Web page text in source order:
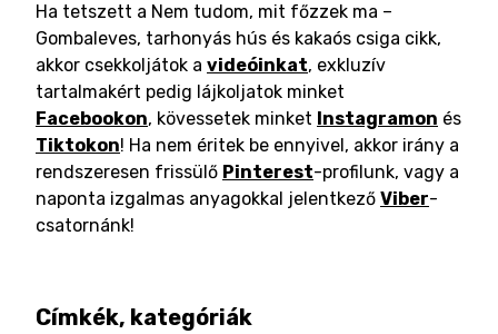
Ha tetszett a Nem tudom, mit főzzek ma –
Gombaleves, tarhonyás hús és kakaós csiga cikk,
akkor csekkoljátok a videóinkat, exkluzív
tartalmakért pedig lájkoljatok minket
Facebookon, kövessetek minket Instagramon és
Tiktokon! Ha nem éritek be ennyivel, akkor irány a
rendszeresen frissülő Pinterest-profilunk, vagy a
naponta izgalmas anyagokkal jelentkező Viber-
csatornánk!
Címkék, kategóriák